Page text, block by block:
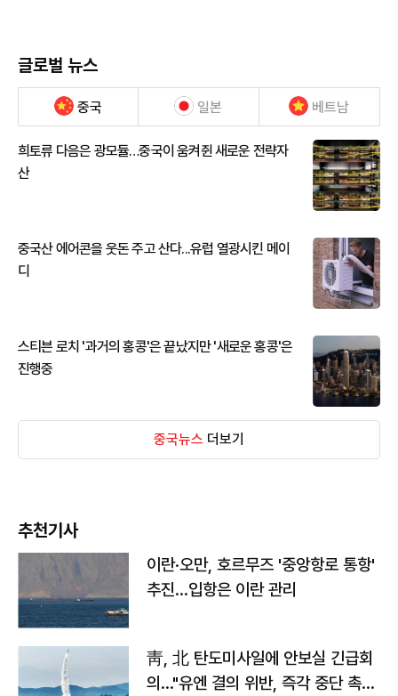
글로벌 뉴스
중국 일본 베트남
희토류 다음은 광모듈…중국이 움켜쥔 새로운 전략자
산
중국산 에어콘을 웃돈 주고 산다...유럽 열광시킨 메이
디
스티븐 로치 '과거의 홍콩'은 끝났지만 '새로운 홍콩'은
진행중
중국뉴스 더보기
추천기사
이란·오만, 호르무즈 '중앙항로 통항'
추진…입항은 이란 관리
靑, 北 탄도미사일에 안보실 긴급회
의…"유엔 결의 위반, 즉각 중단 촉